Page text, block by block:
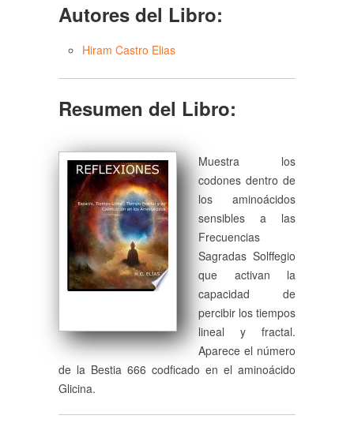
Autores del Libro:
Hiram Castro Elias
Resumen del Libro:
Muestra los
codones dentro de
los aminoácidos
sensibles a las
Frecuencias
Sagradas Solffegio
que activan la
capacidad de
percibir los tiempos
lineal y fractal.
Aparece el número
de la Bestia 666 codficado en el aminoácido
Glicina.